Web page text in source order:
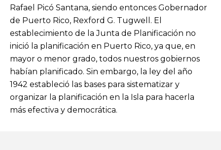
Rafael Picó Santana, siendo entonces Gobernador
de Puerto Rico, Rexford G. Tugwell. El
establecimiento de la Junta de Planificación no
inició la planificación en Puerto Rico, ya que, en
mayor o menor grado, todos nuestros gobiernos
habían planificado. Sin embargo, la ley del año
1942 estableció las bases para sistematizar y
organizar la planificación en la Isla para hacerla
más efectiva y democrática.